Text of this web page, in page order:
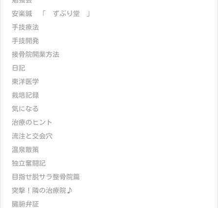
安楽鍼 「 ずぶり堂 」
手技療法
手技開発
接骨院開業方法
日記
東洋医学
栽培記録
気になる
治療のヒント
流注と交会穴
温泉散策
独立奮闘記
目指せ脱サラ整骨院篇
突撃！隣の治療院♪
臓腑弁証